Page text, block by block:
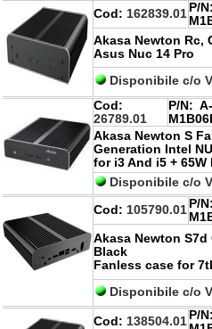
Cod: 162839.01 P/
Akasa Newton Rc,
Asus Nuc 14 Pro
Disponibile c/o
Cod:
26789.01
P/N:
Akasa Newton S
Generation Intel
for i3 And i5 + 65W
Disponibile c/o
Cod: 105790.01 P/
Akasa Newton S7d
Black
Fanless case for
Disponibile c/o
Cod: 138504.01 P/